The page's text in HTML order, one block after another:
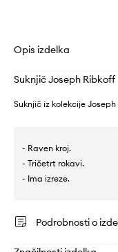
Opis izdelka
Suknjič Joseph Ribkoff
Suknjič iz kolekcije
- Raven kroj.
- Tričetrt rokavi.
- Ima izreze.
Podrobnosti o